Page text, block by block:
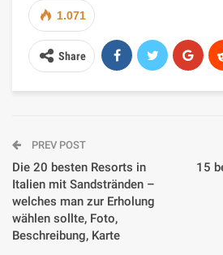
1.071
Share
PREV POST
Die 20 besten Resorts in
Italien mit Sandstränden –
welches man zur Erholung
wählen sollte, Foto,
Beschreibung, Karte
15